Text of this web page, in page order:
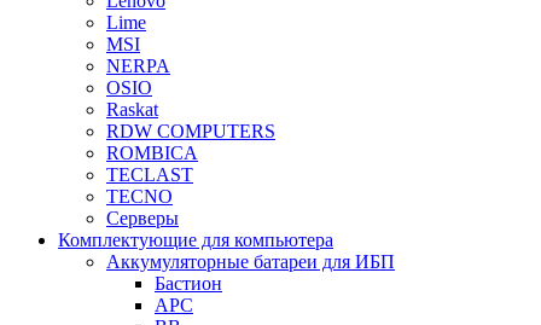
Lime
MSI
NERPA
OSIO
Raskat
RDW COMPUTERS
ROMBICA
TECLAST
TECNO
Серверы
Комплектующие для компьютера
Аккумуляторные батареи для ИБП
Бастион
APC